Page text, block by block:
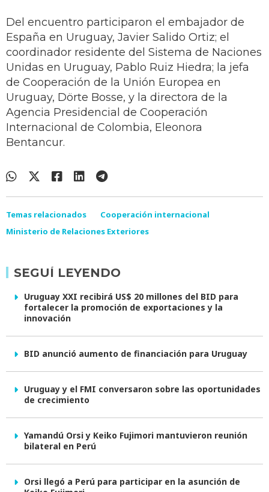
Del encuentro participaron el embajador de
España en Uruguay, Javier Salido Ortiz; el
coordinador residente del Sistema de Naciones
Unidas en Uruguay, Pablo Ruiz Hiedra; la jefa
de Cooperación de la Unión Europea en
Uruguay, Dörte Bosse, y la directora de la
Agencia Presidencial de Cooperación
Internacional de Colombia, Eleonora
Bentancur.
Temas relacionados
Cooperación internacional
Ministerio de Relaciones Exteriores
SEGUÍ LEYENDO
Uruguay XXI recibirá US$ 20 millones del BID para
fortalecer la promoción de exportaciones y la
innovación
BID anunció aumento de financiación para Uruguay
Uruguay y el FMI conversaron sobre las oportunidades
de crecimiento
Yamandú Orsi y Keiko Fujimori mantuvieron reunión
bilateral en Perú
Orsi llegó a Perú para participar en la asunción de